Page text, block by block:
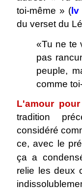
toi-même » (
du verset du
«Tu ne te
pas
peuple,
comme
L'amour
tradition
considéré
ce, avec le
ça a
relie les deux